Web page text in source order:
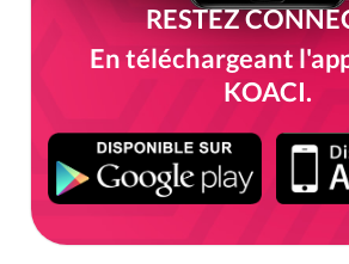
RESTEZ
En téléchargeant
KOACI.